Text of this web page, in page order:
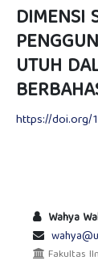
DIMENSI
UTUH
https://doi.org/
Wahya
Fakultas